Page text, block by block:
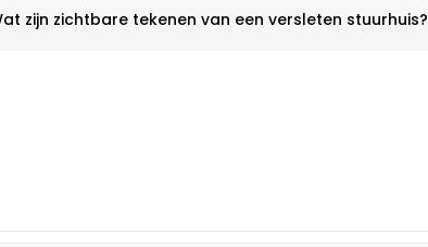
zijn zichtbare tekenen van een versleten stuurhuis?